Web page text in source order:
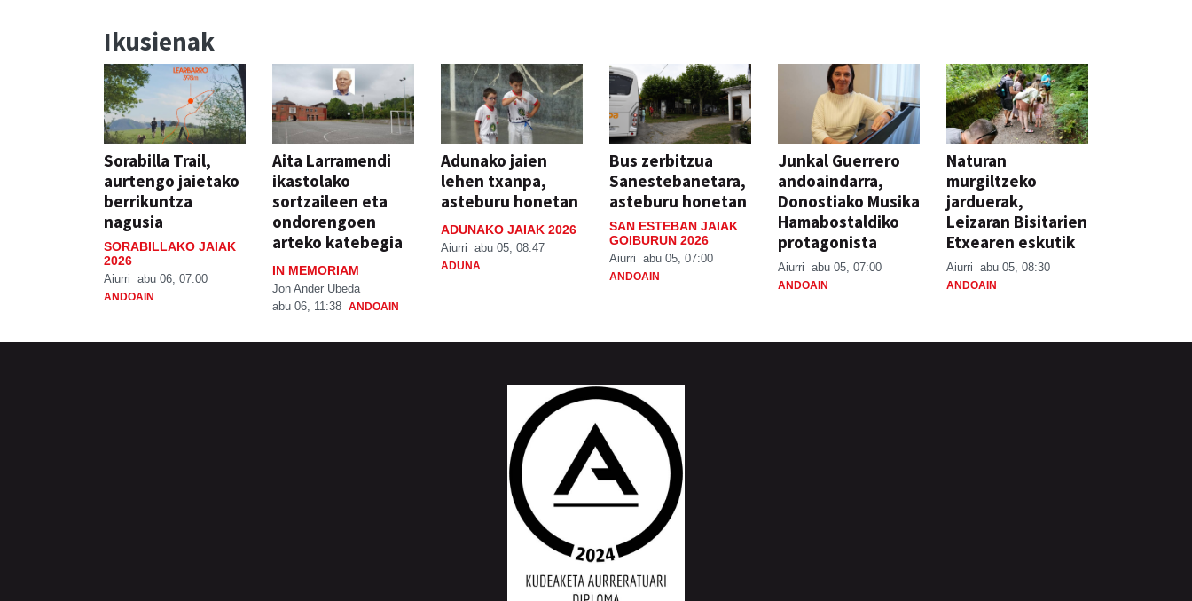
Ikusienak
Sorabilla Trail,
aurtengo jaietako
berrikuntza
nagusia
SORABILLAKO JAIAK
2026
Aiurri abu 06, 07:00
ANDOAIN
Aita Larramendi
ikastolako
sortzaileen eta
ondorengoen
arteko katebegia
IN MEMORIAM
Jon Ander Ubeda
abu 06, 11:38 ANDOAIN
Adunako jaien
lehen txanpa,
asteburu honetan
ADUNAKO JAIAK 2026
Aiurri abu 05, 08:47
ADUNA
Bus zerbitzua
Sanestebanetara,
asteburu honetan
SAN ESTEBAN JAIAK
GOIBURUN 2026
Aiurri abu 05, 07:00
ANDOAIN
Junkal Guerrero
andoaindarra,
Donostiako Musika
Hamabostaldiko
protagonista
Aiurri abu 05, 07:00
ANDOAIN
Naturan
murgiltzeko
jarduerak,
Leizaran Bisitarien
Etxearen eskutik
Aiurri abu 05, 08:30
ANDOAIN